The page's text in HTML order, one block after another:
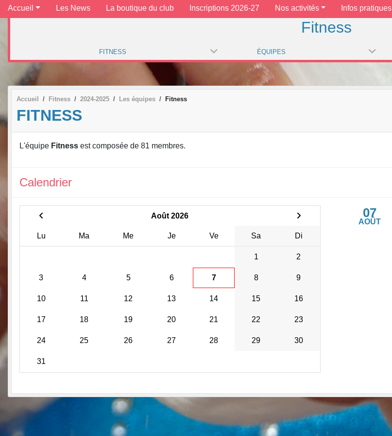
Accueil Les News La boutique du club Inscriptions 2026-27 Nos activités Infos pratiques
Fitness
FITNESS ÉQUIPES
Accueil Fitness 2024-2025 Les équipes Fitness
FITNESS
L'équipe Fitness est composée de 81 membres.
Calendrier
Août 2026
Lu Ma Me Je Ve Sa Di
1 2
3 4 5 6 7 8 9
10 11 12 13 14 15 16
17 18 19 20 21 22 23
24 25 26 27 28 29 30
31
07
AOÛT